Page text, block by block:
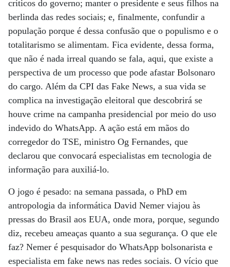
críticos do governo; manter o presidente e seus filhos na
berlinda das redes sociais; e, finalmente, confundir a
população porque é dessa confusão que o populismo e o
totalitarismo se alimentam. Fica evidente, dessa forma,
que não é nada irreal quando se fala, aqui, que existe a
perspectiva de um processo que pode afastar Bolsonaro
do cargo. Além da CPI das Fake News, a sua vida se
complica na investigação eleitoral que descobrirá se
houve crime na campanha presidencial por meio do uso
indevido do WhatsApp. A ação está em mãos do
corregedor do TSE, ministro Og Fernandes, que
declarou que convocará especialistas em tecnologia de
informação para auxiliá-lo.
O jogo é pesado: na semana passada, o PhD em
antropologia da informática David Nemer viajou às
pressas do Brasil aos EUA, onde mora, porque, segundo
diz, recebeu ameaças quanto a sua segurança. O que ele
faz? Nemer é pesquisador do WhatsApp bolsonarista e
especialista em fake news nas redes sociais. O vício que